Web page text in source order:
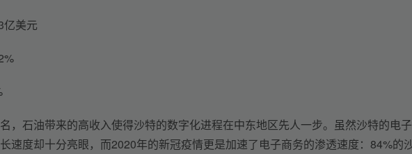
亿美元
，石油带来的高收入使得沙特的数字化进程在中东地区先人一步。虽然沙特的电
速度却十分亮眼，而2020年的新冠疫情更是加速了电子商务的渗透速度：84%的